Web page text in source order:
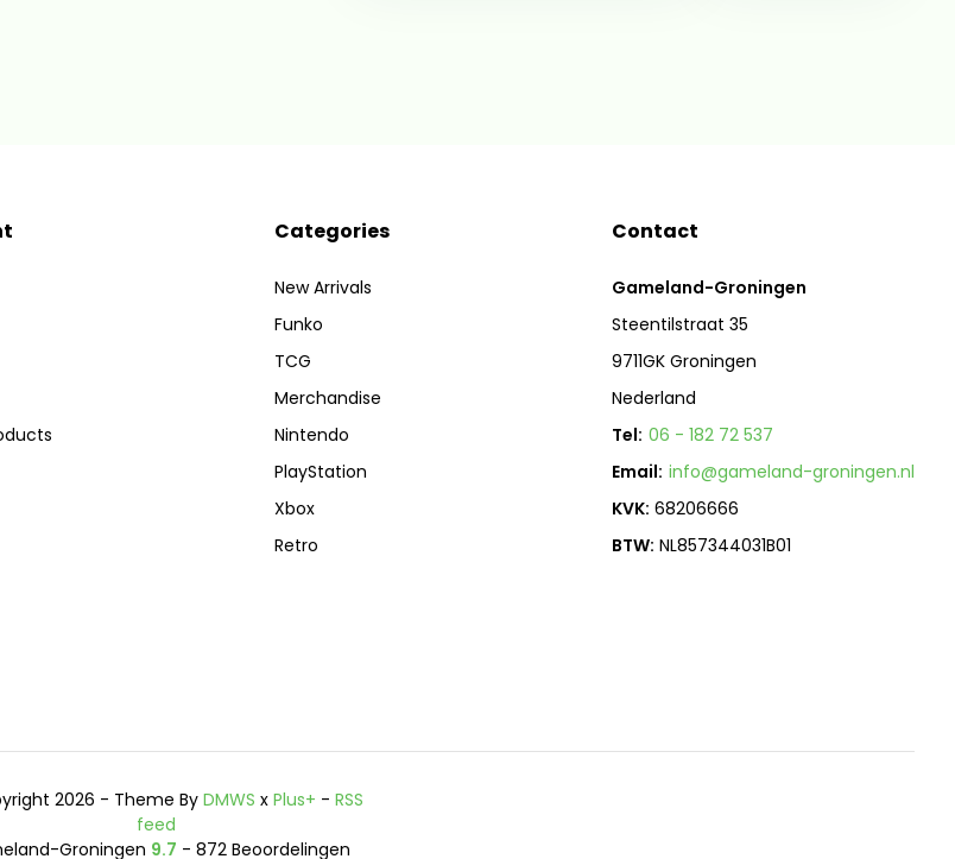
Categories
New Arrivals
Funko
TCG
Merchandise
Nintendo
PlayStation
Xbox
Retro
Contact
Gameland-Groningen
Steentilstraat 35
9711GK Groningen
Nederland
Tel: 06 - 182 72 537
Email: info@gameland-groningen.nl
KVK: 68206666
BTW: NL857344031B01
2026 - Theme ByDMWS xPlus+ -RSS
feed
Groningen 9.7 - 872 Beoordelingen